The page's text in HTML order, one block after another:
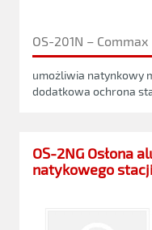
OS-201N – Commax
umożliwia natynkowy
dodatkowa ochrona
OS-2NG Osłona
natykowego stacji